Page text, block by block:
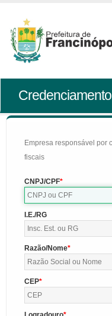
Empresa responsável por
fiscais
CNPJ/CPF
I.E./RG
Razão/Nome
CEP